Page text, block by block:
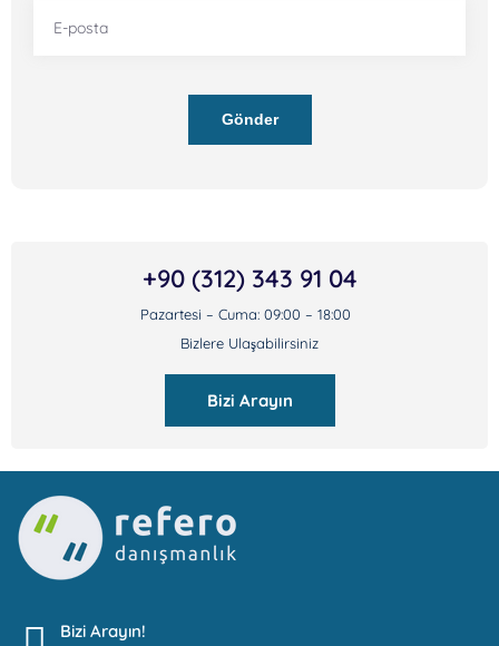
Gönder
+90 (312) 343 91 04
Pazartesi – Cuma: 09:00 – 18:00
Bizlere Ulaşabilirsiniz
Bizi Arayın
Bizi Arayın!